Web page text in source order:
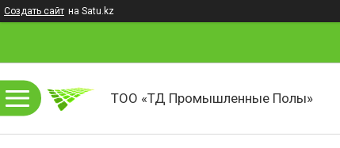
Создать сайт на Satu.kz
ТОО «ТД Промышленные Полы»